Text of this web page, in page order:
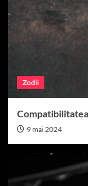
Zodii
9 mai 2024